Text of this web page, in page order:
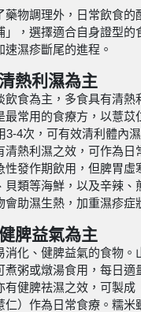
藥物調理外，日常飲食的
」，選擇適合自身證型的
濕疹斷尾的進程。
熱利濕為主
飲食為主，多食具有清熱
最常用的食療方，以薏苡
3-4次，可有效清利體內
清熱利濕之效，可作為日
性發作期飲用，但脾胃虛
貝類等海鮮，以及辛辣、
助濕生熱，加重濕疹症
脾益氣為主
消化、健脾益氣的食物。
粥或燉湯食用，每日適
有健脾祛濕之效，可製成
仁）作為日常食療。糯米